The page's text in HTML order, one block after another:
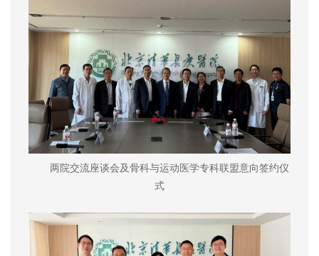
两院交流座谈会及骨科与运动医学专科联盟意向签约仪
式